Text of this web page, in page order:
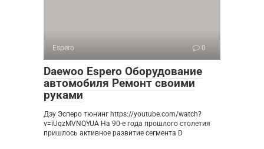
Espero 0
Daewoo Espero Оборудование
автомобиля Ремонт своими
руками
Дэу Эсперо тюнинг https://youtube.com/watch?
v=iUqzMVNQYUA На 90-е года прошлого столетия
пришлось активное развитие сегмента D